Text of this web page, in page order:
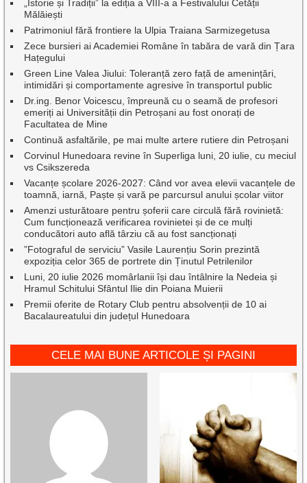
„Istorie și Tradiții” la ediția a VIII-a a Festivalului Cetății
Mălăiești
Patrimoniul fără frontiere la Ulpia Traiana Sarmizegetusa
Zece bursieri ai Academiei Române în tabăra de vară din Țara
Hațegului
Green Line Valea Jiului: Toleranță zero față de amenințări,
intimidări și comportamente agresive în transportul public
Dr.ing. Benor Voicescu, împreună cu o seamă de profesori
emeriți ai Universității din Petroșani au fost onorați de
Facultatea de Mine
Continuă asfaltările, pe mai multe artere rutiere din Petroșani
Corvinul Hunedoara revine în Superliga luni, 20 iulie, cu meciul
vs Csikszereda
Vacanțe școlare 2026-2027: Când vor avea elevii vacanțele de
toamnă, iarnă, Paște și vară pe parcursul anului școlar viitor
Amenzi usturătoare pentru șoferii care circulă fără rovinietă:
Cum funcționează verificarea rovinietei și de ce mulți
conducători auto află târziu că au fost sancționați
”Fotograful de serviciu” Vasile Laurențiu Sorin prezintă
expoziția celor 365 de portrete din Ținutul Petrilenilor
Luni, 20 iulie 2026 momârlanii își dau întâlnire la Nedeia și
Hramul Schitului Sfântul Ilie din Poiana Muierii
Premii oferite de Rotary Club pentru absolvenții de 10 ai
Bacalaureatului din județul Hunedoara
CELE MAI BUNE ARTICOLE ȘI PAGINI